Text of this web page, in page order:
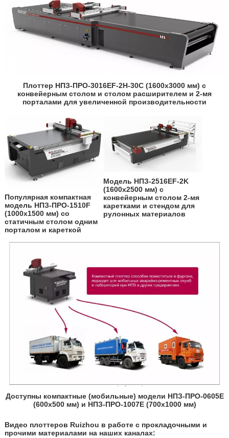
Плоттер НПЗ-ПРО-3016EF-2H-30C (1600х3000 мм) с
конвейерным столом и столом расширителем и 2-мя
порталами для увеличенной производительности
Популярная компактная
модель НПЗ-ПРО-1510F
(1000х1500 мм) со
статичным столом одним
порталом и кареткой
Модель НПЗ-2516EF-2K
(1600х2500 мм) с
конвейерным столом 2-мя
каретками и стендом для
рулонных материалов
Доступны компактные (мобильные) модели НПЗ-ПРО-0605E
(600x500 мм) и НПЗ-ПРО-1007E (700x1000 мм)
Видео плоттеров Ruizhou в работе с прокладочными и
прочими материалами на нашихканалах: